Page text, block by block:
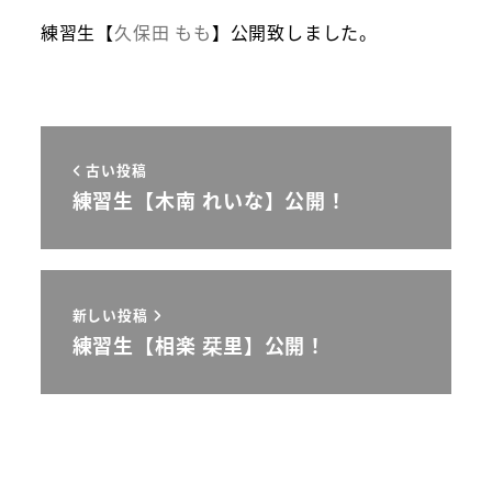
練習生【久保田 もも】公開致しました。
古い投稿
練習生【木南 れいな】公開！
新しい投稿
練習生【相楽 栞里】公開！